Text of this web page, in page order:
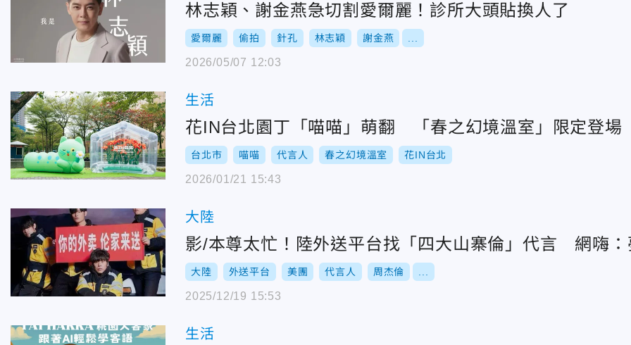
林志穎、謝金燕急切割愛爾麗！診所大頭貼換人了
愛爾麗 偷拍 針孔 林志穎 謝金燕
2026/05/07 12:03
生活
花IN台北園丁「喵喵」萌翻 「春之幻境溫室」限定登場
台北市 喵喵 代言人 春之幻境溫室 花IN台北
2026/01/21 15:43
大陸
影/本尊太忙！陸外送平台找「四大山寨倫」代言 網嗨：
大陸 外送平台 美團 代言人 周杰倫
2025/12/19 15:53
生活